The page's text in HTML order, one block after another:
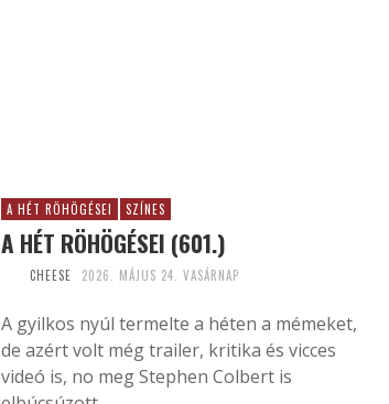
A HÉT RÖHÖGÉSEI SZÍNES
A HÉT RÖHÖGÉSEI (601.)
CHEESE 2026. MÁJUS 24. VASÁRNAP
A gyilkos nyúl termelte a héten a mémeket,
de azért volt még trailer, kritika és vicces
videó is, no meg Stephen Colbert is